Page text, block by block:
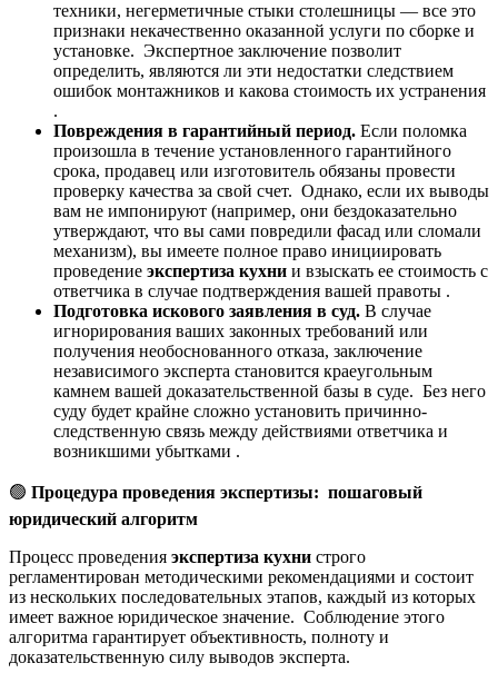
техники, негерметичные стыки столешницы — все это
признаки некачественно оказанной услуги по сборке и
установке. Экспертное заключение позволит
определить, являются ли эти недостатки следствием
ошибок монтажников и какова стоимость их устранения
.
Повреждения в гарантийный период. Если поломка
произошла в течение установленного гарантийного
срока, продавец или изготовитель обязаны провести
проверку качества за свой счет. Однако, если их выводы
вам не импонируют (например, они бездоказательно
утверждают, что вы сами повредили фасад или сломали
механизм), вы имеете полное право инициировать
проведение экспертиза кухни и взыскать ее стоимость с
ответчика в случае подтверждения вашей правоты .
Подготовка искового заявления в суд. В случае
игнорирования ваших законных требований или
получения необоснованного отказа, заключение
независимого эксперта становится краеугольным
камнем вашей доказательственной базы в суде. Без него
суду будет крайне сложно установить причинно-
следственную связь между действиями ответчика и
возникшими убытками .
🟢 Процедура проведения экспертизы: пошаговый
юридический алгоритм
Процесс проведения экспертиза кухни строго
регламентирован методическими рекомендациями и состоит
из нескольких последовательных этапов, каждый из которых
имеет важное юридическое значение. Соблюдение этого
алгоритма гарантирует объективность, полноту и
доказательственную силу выводов эксперта.